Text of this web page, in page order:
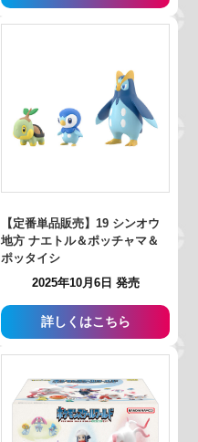
【定番単品販売】19 シンオウ
地方 ナエトル＆ポッチャマ＆
ポッタイシ
2025年10月6日 発売
詳しくはこちら